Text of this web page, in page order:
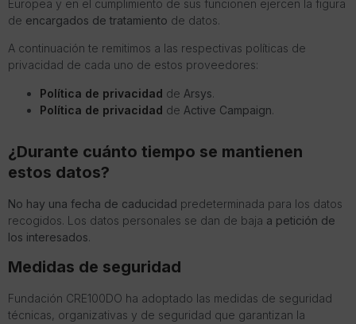
Europea y en el cumplimiento de sus funcionen ejercen la figura
de encargados de tratamiento de datos.
A continuación te remitimos a las respectivas políticas de
privacidad de cada uno de estos proveedores:
Política de privacidad de Arsys.
Política de privacidad de Active Campaign.
¿Durante cuánto tiempo se mantienen
estos datos?
No hay una fecha de caducidad predeterminada para los datos
recogidos. Los datos personales se dan de baja a petición de
los interesados.
Medidas de seguridad
Fundación CRE100DO ha adoptado las medidas de seguridad
técnicas, organizativas y de seguridad que garantizan la